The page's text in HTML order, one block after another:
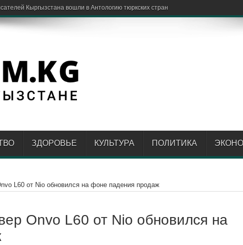
Юнайтед» стартуют в квали
ЗДОРОВЬЕ КУЛЬТУРА ПОЛИТИКА
L60 от Nio обновился на фоне падения продаж
Onvo L60 от Nio обновился на